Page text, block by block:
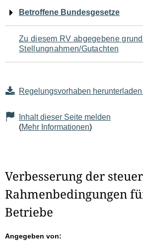
Betroffene Bundesgesetze
Zu diesem RV abgegebene
Stellungnahmen/Gutachten
Regelungsvorhaben
Inhalt dieser Seite melden
(Mehr Informationen)
Verbesserung der
Rahmenbedingungen
Betriebe
Angegeben von: